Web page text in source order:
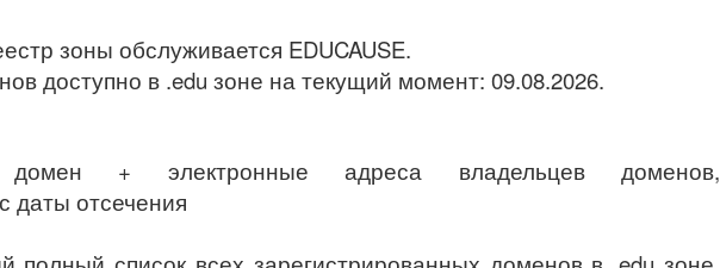
зоны обслуживается EDUCAUSE.
доступно в .edu зоне на текущий момент: 09.08.2026.
домен + электронные адреса владельцев доменов,
даты отсечения